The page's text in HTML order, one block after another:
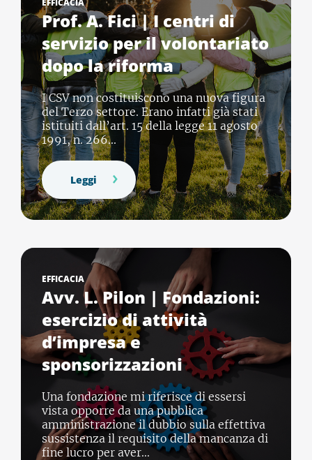
EFFICACIA
Prof. A. Fici | I centri di
servizio per il volontariato
dopo la riforma
I CSV non costituiscono una nuova figura
del Terzo settore. Erano infatti già stati
istituiti dall’art. 15 della legge 11 agosto
1991, n. 266...
Leggi
EFFICACIA
Avv. L. Pilon | Fondazioni:
esercizio di attività
d’impresa e
sponsorizzazioni
Una fondazione mi riferisce di essersi
vista opporre da una pubblica
amministrazione il dubbio sulla effettiva
sussistenza il requisito della mancanza di
fine lucro per aver...